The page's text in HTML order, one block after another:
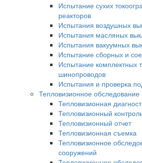
Испытание сухих
реакторов
Испытания воздушных
Испытания масляных
Испытания вакуумных
Испытание сборных и
Испытание комплектных
шинопроводов
Испытания и проверка
Тепловизионное обследование
Тепловизионная
Тепловизионный
Тепловизионный отчет
Тепловизионная съемка
Тепловизионное
сооружений